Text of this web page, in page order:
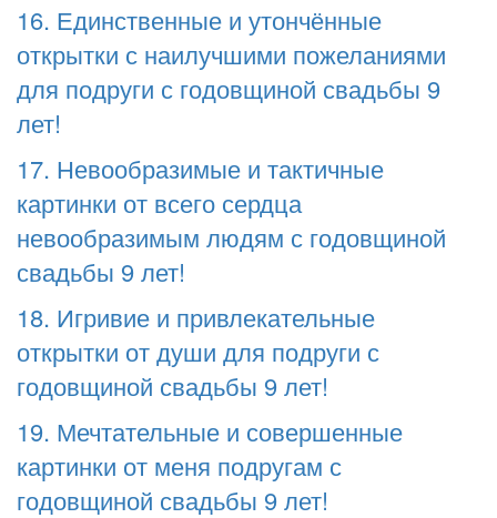
16. Единственные и утончённые
открытки с наилучшими пожеланиями
для подруги с годовщиной свадьбы 9
лет!
17. Невообразимые и тактичные
картинки от всего сердца
невообразимым людям с годовщиной
свадьбы 9 лет!
18. Игривие и привлекательные
открытки от души для подруги с
годовщиной свадьбы 9 лет!
19. Мечтательные и совершенные
картинки от меня подругам с
годовщиной свадьбы 9 лет!